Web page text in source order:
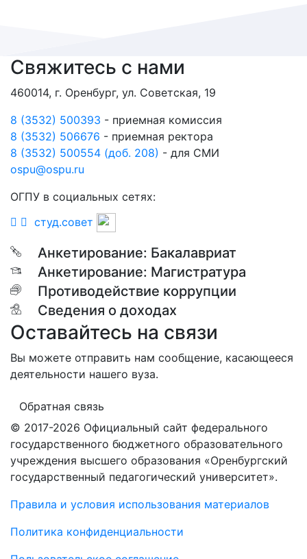
Свяжитесь с нами
460014, г. Оренбург, ул. Советская, 19
8 (3532) 500393 - приемная комиссия
8 (3532) 506676 - приемная ректора
8 (3532) 500554 (доб. 208) - для СМИ
ospu@ospu.ru
ОГПУ в социальных сетях:
студ.совет
Анкетирование: Бакалавриат
Анкетирование: Магистратура
Противодействие коррупции
Сведения о доходах
Оставайтесь на связи
Вы можете отправить нам сообщение, касающееся
деятельности нашего вуза.
Обратная связь
© 2017-2026 Официальный сайт федерального
государственного бюджетного образовательного
учреждения высшего образования «Оренбургский
государственный педагогический университет».
Правила и условия использования материалов
Политика конфиденциальности